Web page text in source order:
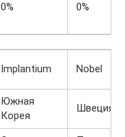
0% 0%
Implantium Nobel
Южная
Корея
Швеция